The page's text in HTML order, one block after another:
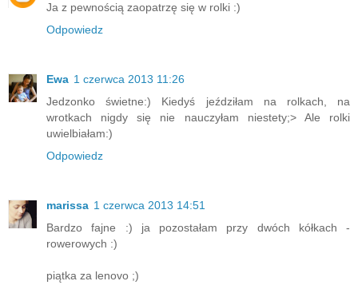
Ja z pewnością zaopatrzę się w rolki :)
Odpowiedz
Ewa 1 czerwca 2013 11:26
Jedzonko świetne:) Kiedyś jeździłam na rolkach, na
wrotkach nigdy się nie nauczyłam niestety;> Ale rolki
uwielbiałam:)
Odpowiedz
marissa 1 czerwca 2013 14:51
Bardzo fajne :) ja pozostałam przy dwóch kółkach -
rowerowych :)
piątka za lenovo ;)